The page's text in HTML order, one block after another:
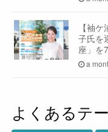
【袖
子氏を
座」を
a
よくあるテ